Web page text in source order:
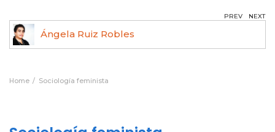
Ángela Ruiz Robles
PREV NEXT
Home Sociología feminista